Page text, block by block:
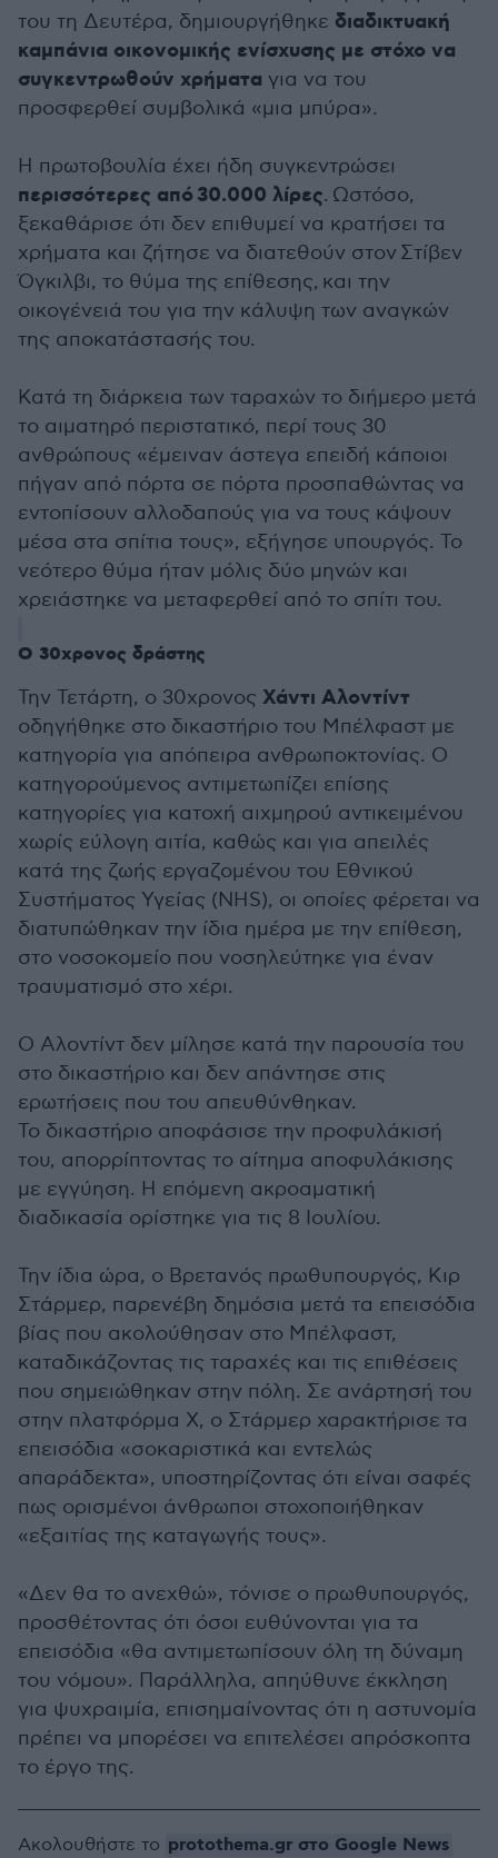
του τη Δευτέρα, δημιουργήθηκε διαδικτυακή
καμπάνια οικονομικής ενίσχυσης με στόχο να
συγκεντρωθούν χρήματα για να του
προσφερθεί συμβολικά «μια μπύρα».
Η πρωτοβουλία έχει ήδη συγκεντρώσει
περισσότερες από 30.000 λίρες. Ωστόσο,
ξεκαθάρισε ότι δεν επιθυμεί να κρατήσει τα
χρήματα και ζήτησε να διατεθούν στον Στίβεν
Όγκιλβι, το θύμα της επίθεσης, και την
οικογένειά του για την κάλυψη των αναγκών
της αποκατάστασής του.
Κατά τη διάρκεια των ταραχών το διήμερο μετά
το αιματηρό περιστατικό, περί τους 30
ανθρώπους «έμειναν άστεγα επειδή κάποιοι
πήγαν από πόρτα σε πόρτα προσπαθώντας να
εντοπίσουν αλλοδαπούς για να τους κάψουν
μέσα στα σπίτια τους», εξήγησε υπουργός. Το
νεότερο θύμα ήταν μόλις δύο μηνών και
χρειάστηκε να μεταφερθεί από το σπίτι του.
Ο 30χρονος δράστης
Την Τετάρτη, ο 30χρονος Χάντι Αλοντίντ
οδηγήθηκε στο δικαστήριο του Μπέλφαστ με
κατηγορία για απόπειρα ανθρωποκτονίας. Ο
κατηγορούμενος αντιμετωπίζει επίσης
κατηγορίες για κατοχή αιχμηρού αντικειμένου
χωρίς εύλογη αιτία, καθώς και για απειλές
κατά της ζωής εργαζομένου του Εθνικού
Συστήματος Υγείας (NHS), οι οποίες φέρεται να
διατυπώθηκαν την ίδια ημέρα με την επίθεση,
στο νοσοκομείο που νοσηλεύτηκε για έναν
τραυματισμό στο χέρι.
Ο Αλοντίντ δεν μίλησε κατά την παρουσία του
στο δικαστήριο και δεν απάντησε στις
ερωτήσεις που του απευθύνθηκαν.
Το δικαστήριο αποφάσισε την προφυλάκισή
του, απορρίπτοντας το αίτημα αποφυλάκισης
με εγγύηση. Η επόμενη ακροαματική
διαδικασία ορίστηκε για τις 8 Ιουλίου.
Την ίδια ώρα, ο Βρετανός πρωθυπουργός, Κιρ
Στάρμερ, παρενέβη δημόσια μετά τα επεισόδια
βίας που ακολούθησαν στο Μπέλφαστ,
καταδικάζοντας τις ταραχές και τις επιθέσεις
που σημειώθηκαν στην πόλη. Σε ανάρτησή του
στην πλατφόρμα Χ, ο Στάρμερ χαρακτήρισε τα
επεισόδια «σοκαριστικά και εντελώς
απαράδεκτα», υποστηρίζοντας ότι είναι σαφές
πως ορισμένοι άνθρωποι στοχοποιήθηκαν
«εξαιτίας της καταγωγής τους».
«Δεν θα το ανεχθώ», τόνισε ο πρωθυπουργός,
προσθέτοντας ότι όσοι ευθύνονται για τα
επεισόδια «θα αντιμετωπίσουν όλη τη δύναμη
του νόμου». Παράλληλα, απηύθυνε έκκληση
για ψυχραιμία, επισημαίνοντας ότι η αστυνομία
πρέπει να μπορέσει να επιτελέσει απρόσκοπτα
το έργο της.
Ακολουθήστε το protothema.gr στο Google News